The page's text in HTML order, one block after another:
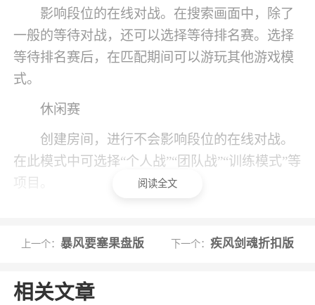
影响段位的在线对战。在搜索画面中，除了
一般的等待对战，还可以选择等待排名赛。选择
等待排名赛后，在匹配期间可以游玩其他游戏模
式。
休闲赛
创建房间，进行不会影响段位的在线对战。
在此模式中可选择“个人战”“团队战”“训练模式”等
项目。
这是一款非常出色的格斗游戏，侍魂作为格
晓》继承了原作的玩法；
阅读全文
上一个： 暴风要塞果盘版 下一个：疾风剑魂折扣版
相关文章